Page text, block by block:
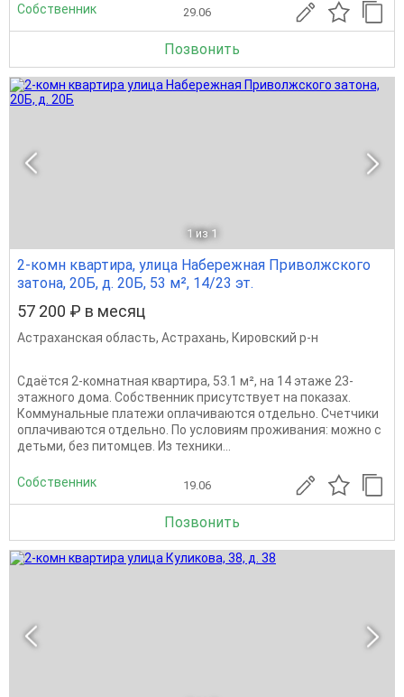
Собственник 29.06
Позвонить
1 из 1
2-комн квартира, улица Набережная Приволжского
затона, 20Б, д. 20Б, 53 м², 14/23 эт.
57 200 ₽ в месяц
Астраханская область, Астрахань, Кировский р-н
Сдаётся 2-комнатная квартира, 53.1 м², на 14 этаже 23-
этажного дома. Собственник присутствует на показах.
Коммунальные платежи оплачиваются отдельно. Счетчики
оплачиваются отдельно. По условиям проживания: можно с
детьми, без питомцев. Из техники...
Собственник 19.06
Позвонить